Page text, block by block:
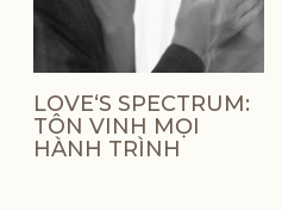
LOVE‘S SPECTRUM:
TÔN VINH MỌI
HÀNH TRÌNH